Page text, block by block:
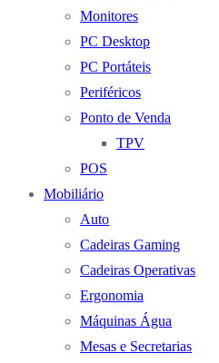
Monitores
PC Desktop
PC Portáteis
Periféricos
Ponto de Venda
TPV
POS
Mobiliário
Auto
Cadeiras Gaming
Cadeiras Operativas
Ergonomia
Máquinas Água
Mesas e Secretarias